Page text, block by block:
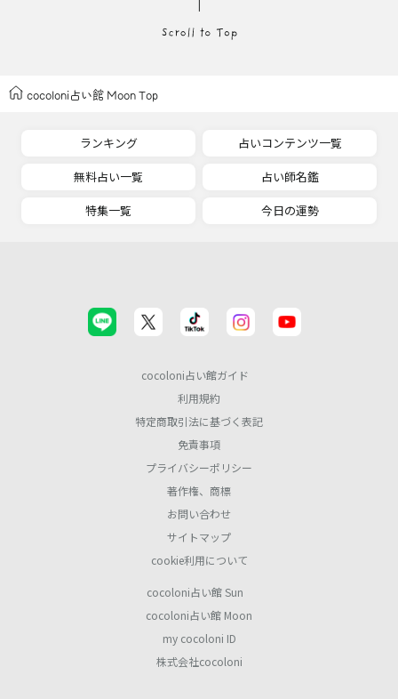
cocoloni占い館 Moon Top
ランキング
占いコンテンツ一覧
無料占い一覧
占い師名鑑
特集一覧
今日の運勢
cocoloni占い館ガイド
利用規約
特定商取引法に基づく表記
免責事項
プライバシーポリシー
著作権、商標
お問い合わせ
サイトマップ
cookie利用について
cocoloni占い館 Sun
cocoloni占い館 Moon
my cocoloni ID
株式会社cocoloni